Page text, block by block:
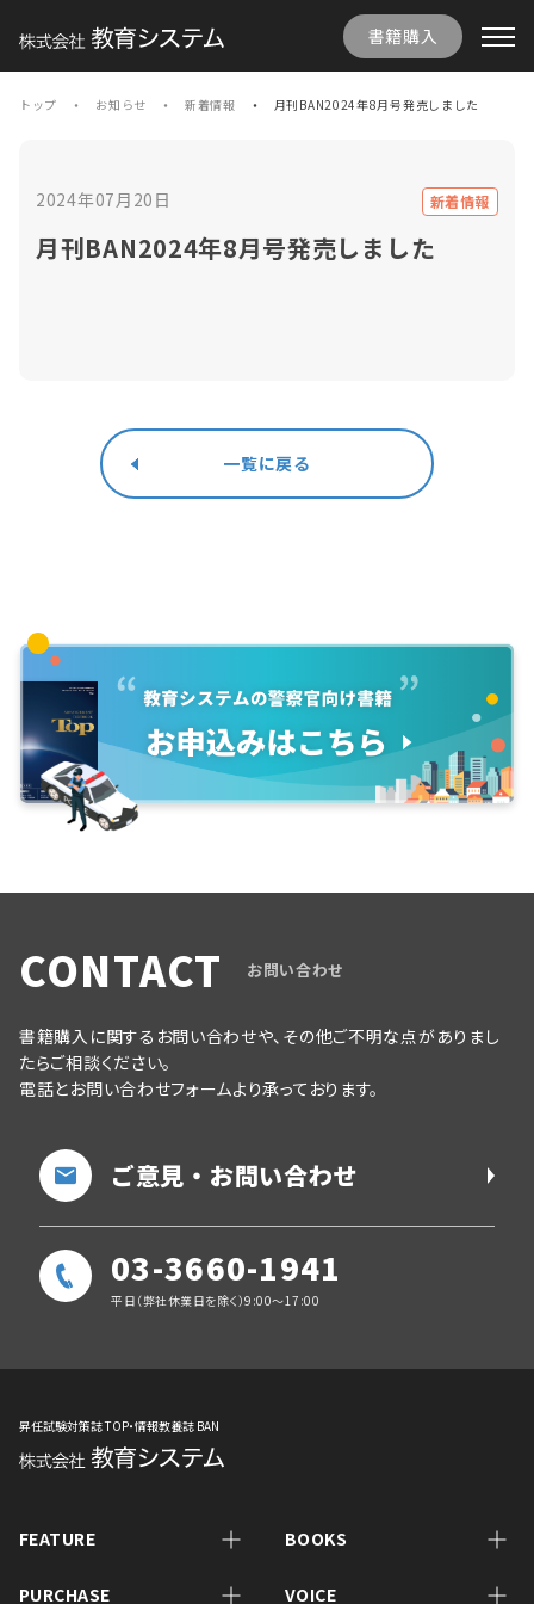
書籍購入
トップ お知らせ 新着情報 月刊BAN2024年8月号発売しました
新着情報
2024年07月20日
月刊BAN2024年8月号発売しました
一覧に戻る
CONTACT お問い合わせ
書籍購入に関するお問い合わせや、その他ご不明な点がありまし
たらご相談ください。
電話とお問い合わせフォームより承っております。
ご意見・お問い合わせ
03-3660-1941
平日（弊社休業日を除く）9:00～17:00
昇任試験対策誌 TOP・情報教養誌 BAN
FEATURE BOOKS
PURCHASE VOICE